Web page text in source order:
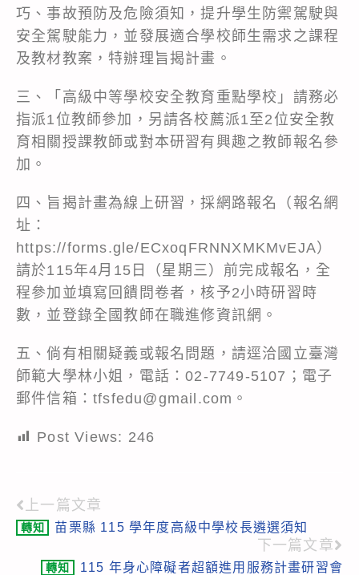
巧、事故預防及危險須知，提升學生防禦駕駛與
安全駕駛能力，並發展適合學校師生需求之課程
及教材教案，特辦理旨揭計畫。
三、「高級中等學校安全教育重點學校」請務必
指派1位教師參加，另請各校薦派1至2位安全教
育相關授課教師或對本研習有興趣之教師報名參
加。
四、旨揭計畫為線上研習，採網路報名（報名網
址：
https://forms.gle/ECxoqFRNNXMKMvEJA）
請於115年4月15日（星期三）前完成報名，全
程參加並填寫回饋問卷者，核予2小時研習時
數，並登錄全國教師在職進修資訊網。
五、倘有相關疑義或報名問題，請逕洽國立臺灣
師範大學林小姐，電話：02-7749-5107；電子
郵件信箱：tfsfedu@gmail.com。
Post Views: 246
Read
more
articles
上一篇文章
轉知 苗栗縣 115 學年度高級中學校長遴選須知
下一篇文章
轉知 115 年身心障礙者超額進用服務計畫研習會